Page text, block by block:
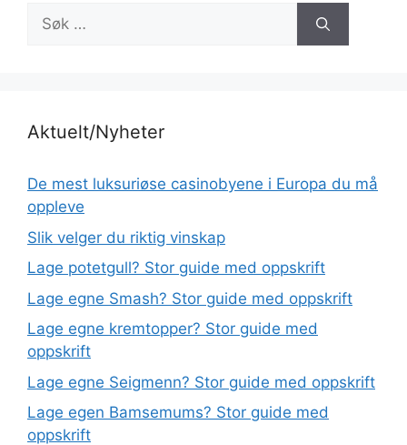
Søk
etter:
Aktuelt/Nyheter
De mest luksuriøse casinobyene i Europa du må
oppleve
Slik velger du riktig vinskap
Lage potetgull? Stor guide med oppskrift
Lage egne Smash? Stor guide med oppskrift
Lage egne kremtopper? Stor guide med
oppskrift
Lage egne Seigmenn? Stor guide med oppskrift
Lage egen Bamsemums? Stor guide med
oppskrift